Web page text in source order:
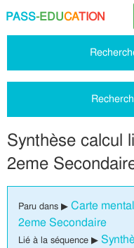
PASS-EDUCATION
Synthèse calcul
2eme
Paru dans ▶ Carte
2eme Secondaire
Lié à la séquence ▶